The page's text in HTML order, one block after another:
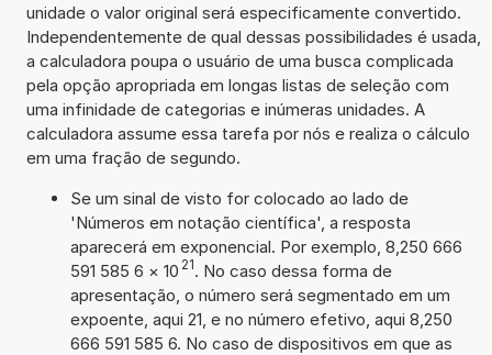
unidade o valor original será especificamente convertido.
Independentemente de qual dessas possibilidades é usada,
a calculadora poupa o usuário de uma busca complicada
pela opção apropriada em longas listas de seleção com
uma infinidade de categorias e inúmeras unidades. A
calculadora assume essa tarefa por nós e realiza o cálculo
em uma fração de segundo.
Se um sinal de visto for colocado ao lado de
'Números em notação científica', a resposta
aparecerá em exponencial. Por exemplo, 8,250 666
591 585 6 × 10 21. No caso dessa forma de
apresentação, o número será segmentado em um
expoente, aqui 21, e no número efetivo, aqui 8,250
666 591 585 6. No caso de dispositivos em que as